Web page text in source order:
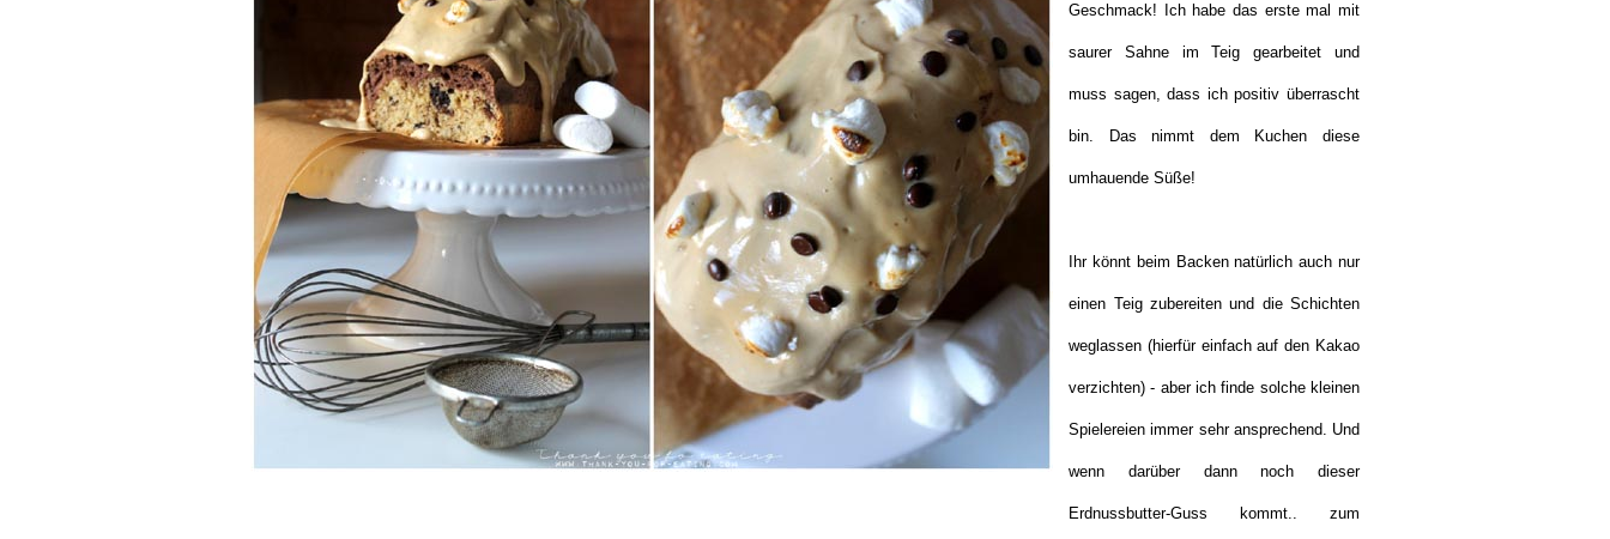
Geschmack! Ich habe das erste mal mit
saurer Sahne im Teig gearbeitet und
muss sagen, dass ich positiv überrascht
bin. Das nimmt dem Kuchen diese
umhauende Süße!
Ihr könnt beim Backen natürlich auch nur
einen Teig zubereiten und die Schichten
weglassen (hierfür einfach auf den Kakao
verzichten) - aber ich finde solche kleinen
Spielereien immer sehr ansprechend. Und
wenn darüber dann noch dieser
Erdnussbutter-Guss kommt.. zum